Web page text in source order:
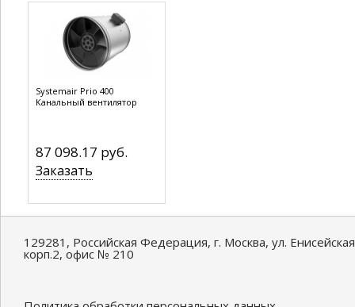
Systemair Prio 400
Канальный вентилятор
87 098.17 руб.
Заказать
129281, Российская Федерация, г. Москва, ул.
корп.2, офис № 210